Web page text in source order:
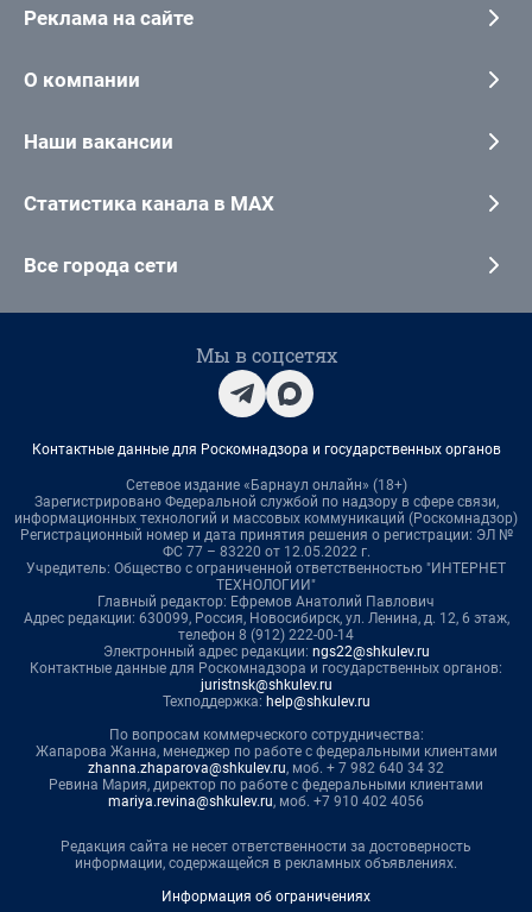
Реклама на сайте
О компании
Наши вакансии
Статистика канала в MAX
Все города сети
Мы в соцсетях
Контактные данные для Роскомнадзора и государственных органов
Сетевое издание «Барнаул онлайн» (18+)
Зарегистрировано Федеральной службой по надзору в сфере связи,
информационных технологий и массовых коммуникаций (Роскомнадзор)
Регистрационный номер и дата принятия решения о регистрации: ЭЛ №
ФС 77 – 83220 от 12.05.2022 г.
Учредитель: Общество с ограниченной ответственностью "ИНТЕРНЕТ
ТЕХНОЛОГИИ"
Главный редактор: Ефремов Анатолий Павлович
Адрес редакции: 630099, Россия, Новосибирск, ул. Ленина, д. 12, 6 этаж,
телефон 8 (912) 222-00-14
Электронный адрес редакции: ngs22@shkulev.ru
Контактные данные для Роскомнадзора и государственных органов:
juristnsk@shkulev.ru
Техподдержка: help@shkulev.ru
По вопросам коммерческого сотрудничества:
Жапарова Жанна, менеджер по работе с федеральными клиентами
zhanna.zhaparova@shkulev.ru, моб. + 7 982 640 34 32
Ревина Мария, директор по работе с федеральными клиентами
mariya.revina@shkulev.ru, моб. +7 910 402 4056
Редакция сайта не несет ответственности за достоверность
информации, содержащейся в рекламных объявлениях.
Информация об ограничениях